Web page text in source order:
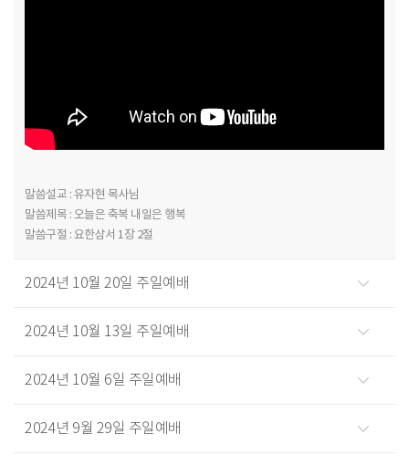
말씀설교 : 유자현 목사님
말씀제목 : 오늘은 축복 내일은 행복
말씀구절 : 요한삼서 1장 2절
2024년 10월 20일 주일예배
2024년 10월 13일 주일예배
2024년 10월 6일 주일예배
2024년 9월 29일 주일예배